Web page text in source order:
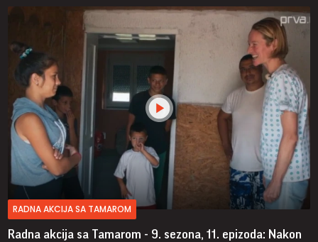
RADNA AKCIJA SA TAMAROM
Radna akcija sa Tamarom - 9. sezona, 11. epizoda: Nakon